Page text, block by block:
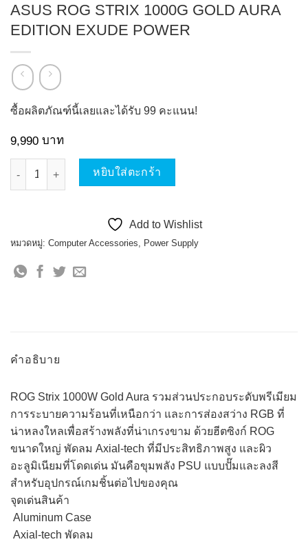
ASUS ROG STRIX 1000G GOLD AURA
EDITION EXUDE POWER
ซื้อผลิตภัณฑ์นี้เลยและได้รับ 99 คะแนน!
9,990 บาท
จำนวน ASUS ROG STRIX 1000G GOLD AURA EDITION EXUDE
หยิบใส่ตะกร้า
Add to Wishlist
หมวดหมู่: Computer Accessories, Power Supply
คำอธิบาย
ROG Strix 1000W Gold Aura รวมส่วนประกอบระดับพรีเมียม
การระบายความร้อนที่เหนือกว่า และการส่องสว่าง RGB ที่
น่าหลงใหลเพื่อสร้างพลังที่น่าเกรงขาม ด้วยฮีตซิงก์ ROG
ขนาดใหญ่ พัดลม Axial-tech ที่มีประสิทธิภาพสูง และผิว
อะลูมิเนียมที่โดดเด่น มันคือขุมพลัง PSU แบบปั๊มและลงสี
สำหรับอุปกรณ์เกมชิ้นต่อไปของคุณ
จุดเด่นสินค้า
Aluminum Case
Axial-tech พัดลม